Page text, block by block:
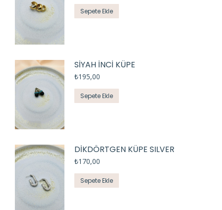
Sepete Ekle
SİYAH İNCİ KÜPE
₺195,00
Sepete Ekle
DİKDÖRTGEN KÜPE SILVER
₺170,00
Sepete Ekle